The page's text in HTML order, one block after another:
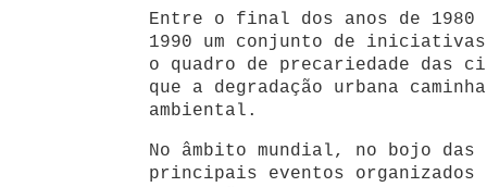
Entre o final dos anos de
1990 um conjunto de
o quadro de precariedade das
que a degradação urbana
ambiental.
No âmbito mundial, no bojo das
principais eventos organizados